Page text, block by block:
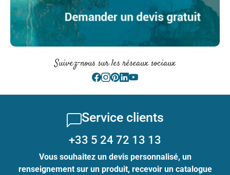
Suivez-nous sur les réseaux sociaux
Service clients
+33 5 24 72 13 13
Vous souhaitez un devis personnalisé, un
renseignement sur un produit, recevoir un catalogue